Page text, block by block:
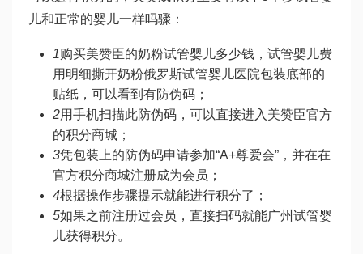
儿和正常的婴儿一样吗骤：
1购买美赞臣的奶粉试管婴儿多少钱 ， 试管婴儿费
用明细撕开奶粉俄罗斯试管婴儿医院包装底部的
贴纸，可以看到有防伪码；
2用手机扫描此防伪码，可以直接进入美赞臣官方
的积分商城；
3凭包装上的防伪码申请参加“A+尊爱会”，并在在
官方积分商城注册成为会员；
4根据操作步骤提示就能进行积分了；
5如果之前注册过会员，直接扫码就能广州试管婴
儿获得积分。